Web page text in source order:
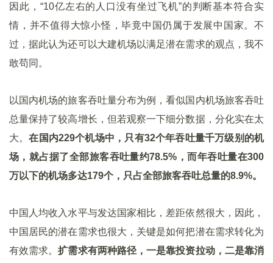
因此，“10亿左右的人口没有坐过飞机”的判断基本符合实
情，并不值得大惊小怪，毕竟中国仍属于发展中国家。不
过，据此认为还可以大建机场以满足潜在需求的观点，我不
敢苟同。
以国内机场的旅客吞吐量分布为例，看似国内机场旅客吞吐
总量保持了较高增长，但若观察一下细分数据，分化实在太
大。在国内229个机场中，只有32个年吞吐量千万级别的机
场，就占据了全部旅客吞吐量约78.5%，而年吞吐量在300
万以下的机场多达179个，只占全部旅客吞吐总量的8.9%。
中国人均收入水平与发达国家相比，差距依然很大，因此，
中国居民的潜在需求也很大，关键是如何把潜在需求转化为
有效需求。扩需求有两种路径，一是靠投资拉动，二是靠消